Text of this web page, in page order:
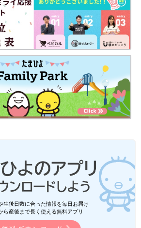
生後日数に合った情報を毎日お届け
ら産後まで長く使える無料アプリ